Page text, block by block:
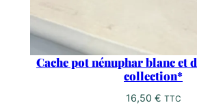
Cache pot nénuphar blanc et
collection*
16,50 € TTC